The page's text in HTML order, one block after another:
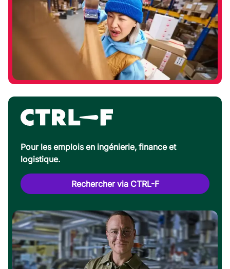
Pour les emplois en ingénierie, finance et
logistique.
Rechercher via CTRL-F